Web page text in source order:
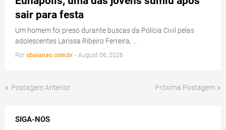
sair para festa
Um homem foi preso durante buscas da Polícia Civil pelas
adolescentes Larissa Ribeiro Ferreira, …
Por obaianao.com.br - August 06, 2026
Postagem Anterior Próxima Postagem
SIGA-NOS